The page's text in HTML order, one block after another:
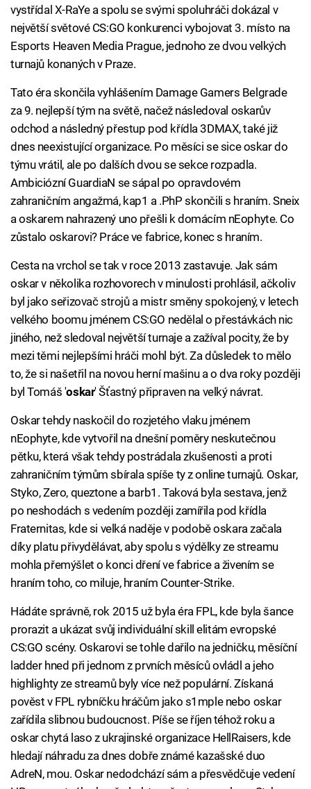
vystřídal X-RaYe a spolu se svými spoluhráči dokázal v
největší světové CS:GO konkurenci vybojovat 3. místo na
Esports Heaven Media Prague, jednoho ze dvou velkých
turnajů konaných v Praze.
Tato éra skončila vyhlášením Damage Gamers Belgrade
za 9. nejlepší tým na světě, načež následoval oskarův
odchod a následný přestup pod křídla 3DMAX, také již
dnes neexistující organizace. Po měsíci se sice oskar do
týmu vrátil, ale po dalších dvou se sekce rozpadla.
Ambiciózní GuardiaN se sápal po opravdovém
zahraničním angažmá, kap1 a .PhP skončili s hraním. Sneix
a oskarem nahrazený uno přešli k domácím nEophyte. Co
zůstalo oskarovi? Práce ve fabrice, konec s hraním.
Cesta na vrchol se tak v roce 2013 zastavuje. Jak sám
oskar v několika rozhovorech v minulosti prohlásil, ačkoliv
byl jako seřizovač strojů a mistr směny spokojený, v letech
velkého boomu jménem CS:GO nedělal o přestávkách nic
jiného, než sledoval největší turnaje a zažíval pocity, že by
mezi těmi nejlepšími hráči mohl být. Za důsledek to mělo
to, že si našetřil na novou herní mašinu a o dva roky později
byl Tomáš 'oskar' Šťastný připraven na velký návrat.
Oskar tehdy naskočil do rozjetého vlaku jménem
nEophyte, kde vytvořil na dnešní poměry neskutečnou
pětku, která však tehdy postrádala zkušenosti a proti
zahraničním týmům sbírala spíše ty z online turnajů. Oskar,
Styko, Zero, queztone a barb1. Taková byla sestava, jenž
po neshodách s vedením později zamířila pod křídla
Fraternitas, kde si velká naděje v podobě oskara začala
díky platu přivydělávat, aby spolu s výdělky ze streamu
mohla přemýšlet o konci dření ve fabrice a živením se
hraním toho, co miluje, hraním Counter-Strike.
Hádáte správně, rok 2015 už byla éra FPL, kde byla šance
prorazit a ukázat svůj individuální skill elitám evropské
CS:GO scény. Oskarovi se tohle dařilo na jedničku, měsíční
ladder hned při jednom z prvních měsíců ovládl a jeho
highlighty ze streamů byly více než populární. Získaná
pověst v FPL rybníčku hráčům jako s1mple nebo oskar
zařídila slibnou budoucnost. Píše se říjen téhož roku a
oskar chytá laso z ukrajinské organizace HellRaisers, kde
hledají náhradu za dnes dobře známé kazašské duo
AdreN, mou. Oskar nedodchází sám a přesvědčuje vedení